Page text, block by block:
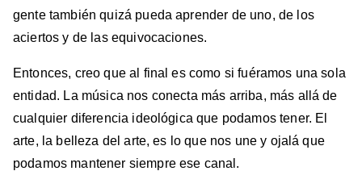
gente también quizá pueda aprender de uno, de los
aciertos y de las equivocaciones.
Entonces, creo que al final es como si fuéramos una sola
entidad. La música nos conecta más arriba, más allá de
cualquier diferencia ideológica que podamos tener. El
arte, la belleza del arte, es lo que nos une y ojalá que
podamos mantener siempre ese canal.